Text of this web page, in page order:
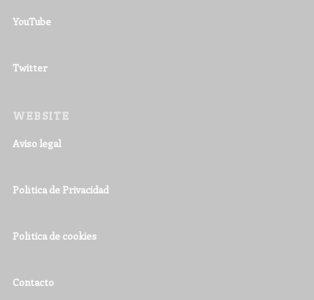
YouTube
Twitter
WEBSITE
Aviso legal
Política de Privacidad
Política de cookies
Contacto